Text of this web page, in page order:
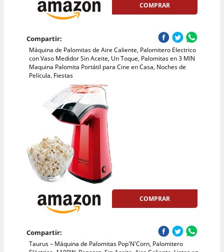
COMPRAR
Compartir:
Máquina de Palomitas de Aire Caliente, Palomitero Electrico
con Vaso Medidor Sin Aceite, Un Toque, Palomitas en 3 MIN
Maquina Palomita Portátil para Cine en Casa, Noches de
Película, Fiestas
COMPRAR
Compartir:
Taurus – Máquina de Palomitas Pop'N'Corn, Palomitero